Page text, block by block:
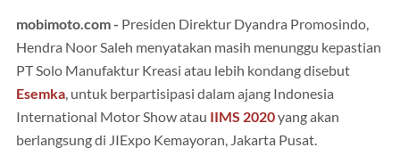
mobimoto.com - Presiden Direktur Dyandra Promosindo,
Hendra Noor Saleh menyatakan masih menunggu kepastian
PT Solo Manufaktur Kreasi atau lebih kondang disebut
Esemka, untuk berpartisipasi dalam ajang Indonesia
International Motor Show atau IIMS 2020yang akan
berlangsung di JIExpo Kemayoran, Jakarta Pusat.